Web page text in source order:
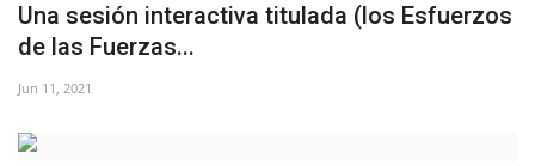
Una sesión interactiva titulada (los Esfuerzos
de las Fuerzas...
Jun 11, 2021